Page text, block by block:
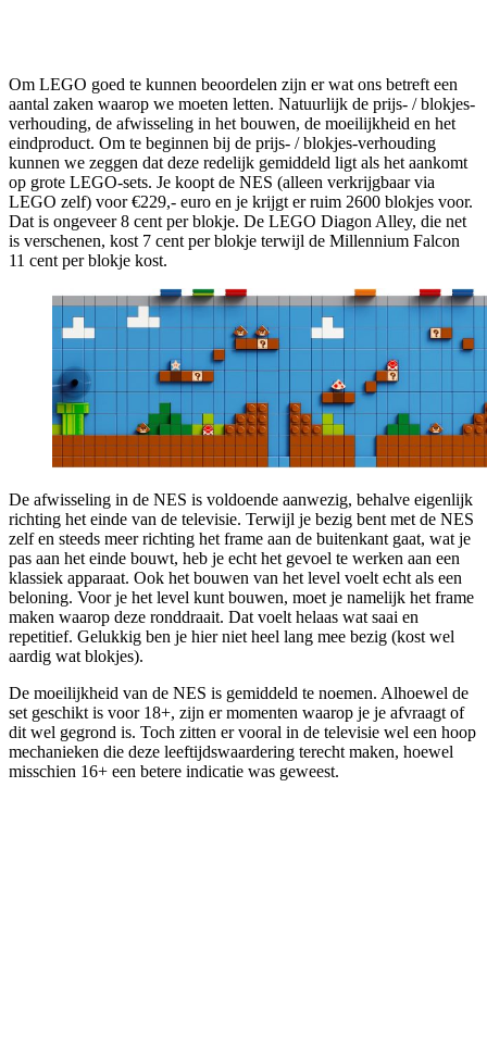
Om LEGO goed te kunnen beoordelen zijn er wat ons betreft een
aantal zaken waarop we moeten letten. Natuurlijk de prijs- / blokjes-
verhouding, de afwisseling in het bouwen, de moeilijkheid en het
eindproduct. Om te beginnen bij de prijs- / blokjes-verhouding
kunnen we zeggen dat deze redelijk gemiddeld ligt als het aankomt
op grote LEGO-sets. Je koopt de NES (alleen verkrijgbaar via
LEGO zelf) voor €229,- euro en je krijgt er ruim 2600 blokjes voor.
Dat is ongeveer 8 cent per blokje. De LEGO Diagon Alley, die net
is verschenen, kost 7 cent per blokje terwijl de Millennium Falcon
11 cent per blokje kost.
De afwisseling in de NES is voldoende aanwezig, behalve eigenlijk
richting het einde van de televisie. Terwijl je bezig bent met de NES
zelf en steeds meer richting het frame aan de buitenkant gaat, wat je
pas aan het einde bouwt, heb je echt het gevoel te werken aan een
klassiek apparaat. Ook het bouwen van het level voelt echt als een
beloning. Voor je het level kunt bouwen, moet je namelijk het frame
maken waarop deze ronddraait. Dat voelt helaas wat saai en
repetitief. Gelukkig ben je hier niet heel lang mee bezig (kost wel
aardig wat blokjes).
De moeilijkheid van de NES is gemiddeld te noemen. Alhoewel de
set geschikt is voor 18+, zijn er momenten waarop je je afvraagt of
dit wel gegrond is. Toch zitten er vooral in de televisie wel een hoop
mechanieken die deze leeftijdswaardering terecht maken, hoewel
misschien 16+ een betere indicatie was geweest.